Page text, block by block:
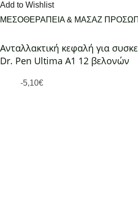
Add to Wishlist
ΜΕΣΟΘΕΡΑΠΕΙΑ & ΜΑΣΑΖ
Ανταλλακτική κεφαλή για
Dr. Pen Ultima A1 12 βελονών
-5,10€